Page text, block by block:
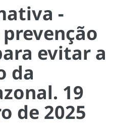
-
evitar a
da
19
de 2025